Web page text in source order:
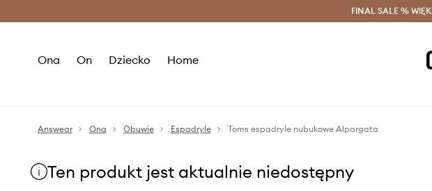
Oszczędzaj z Answear Club >
FINAL SALE %
Ona On Dziecko Home
Answear Ona Obuwie Espadryle Toms espadryle nubukowe Alpargata
Ten produkt jest aktualnie niedostępny